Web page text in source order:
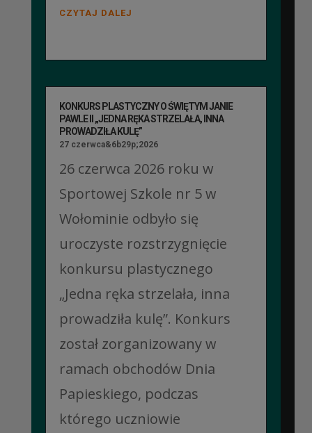
CZYTAJ DALEJ
KONKURS PLASTYCZNY O ŚWIĘTYM JANIE
PAWLE II „JEDNA RĘKA STRZELAŁA, INNA
PROWADZIŁA KULĘ”
27 czerwca&6b29p;2026
26 czerwca 2026 roku w
Sportowej Szkole nr 5 w
Wołominie odbyło się
uroczyste rozstrzygnięcie
konkursu plastycznego
„Jedna ręka strzelała, inna
prowadziła kulę”. Konkurs
został zorganizowany w
ramach obchodów Dnia
Papieskiego, podczas
którego uczniowie